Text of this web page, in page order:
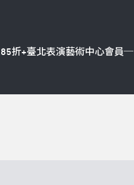
折+臺北表演藝術中心會員─